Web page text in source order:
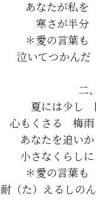
あなたが私を
寒さが半分
＊愛の言葉も
泣いてつかんだ
二、
夏には少し
心もくさる　梅
あなたを追い
小さなくらし
＊愛の言葉も
耐（た）えるしの